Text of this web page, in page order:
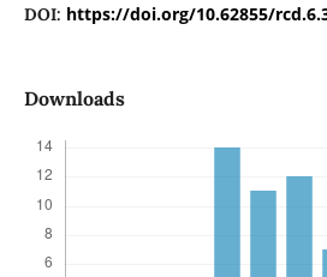
DOI: https://doi.org/10.62855/
Downloads